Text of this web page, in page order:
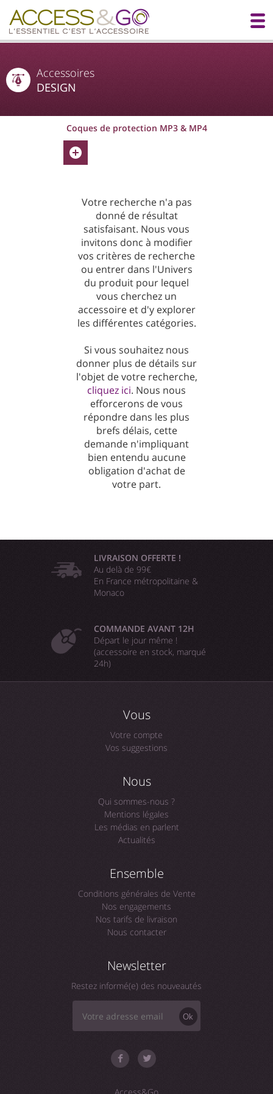
Accessoires
DESIGN
Coques de protection MP3 & MP4
Votre recherche n'a pas
donné de résultat
satisfaisant. Nous vous
invitons donc à modifier
vos critères de recherche
ou entrer dans l'Univers
du produit pour lequel
vous cherchez un
accessoire et d'y explorer
les différentes catégories.
Si vous souhaitez nous
donner plus de détails sur
l'objet de votre recherche,
cliquez ici. Nous nous
efforcerons de vous
répondre dans les plus
brefs délais, cette
demande n'impliquant
bien entendu aucune
obligation d'achat de
votre part.
LIVRAISON OFFERTE !
Au delà de 99€
En France métropolitaine &
Monaco
COMMANDE AVANT 12H
Départ le jour même !
(accessoire en stock, marqué
24h)
Vous
Votre compte
Vos suggestions
Nous
Qui sommes-nous ?
Mentions légales
Les médias en parlent
Actualités
Ensemble
Conditions générales de Vente
Nos engagements
Nos tarifs de livraison
Nous contacter
Newsletter
Restez informé(e) des nouveautés
Ok